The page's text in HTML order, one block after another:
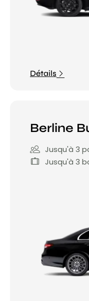
Détails
Berline
Jusqu'à 3
Jusqu'à 3